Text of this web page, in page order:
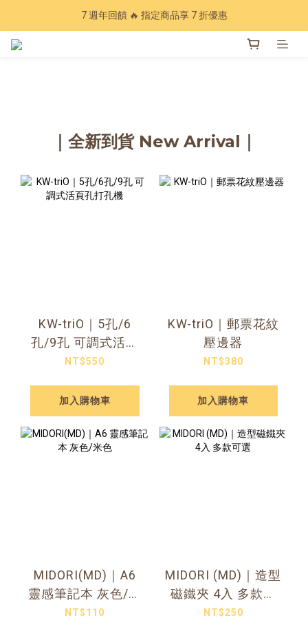
Have a nice trip 🧳 2027手帳季 準備登場
7 週年回饋 🔥 指定商品享 7 折優惠
加入會員下單現領20元折扣，年累計消費滿3600再享97折💰
｜全新到貨 New Arrival｜
KW-triO｜5孔/6
孔/9孔 可調式活頁
孔打孔機
NT$550
加入購物車
KW-triO｜郵票花紋
壓邊器
NT$380
加入購物車
MIDORI(MD)｜A6
靈感筆記本 灰色/米
色
NT$110
MIDORI (MD)｜造型
磁鐵夾 4入 多款可
選
NT$250